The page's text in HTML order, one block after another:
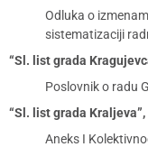
Odluka o
sistematizaciji
“Sl. list grada
Poslovnik o radu
“Sl. list grada
Aneks I